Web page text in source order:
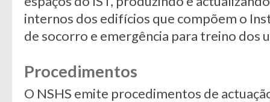
internos dos edifícios que compõem o
de socorro e emergência para treino dos
Procedimentos
O NSHS emite procedimentos de